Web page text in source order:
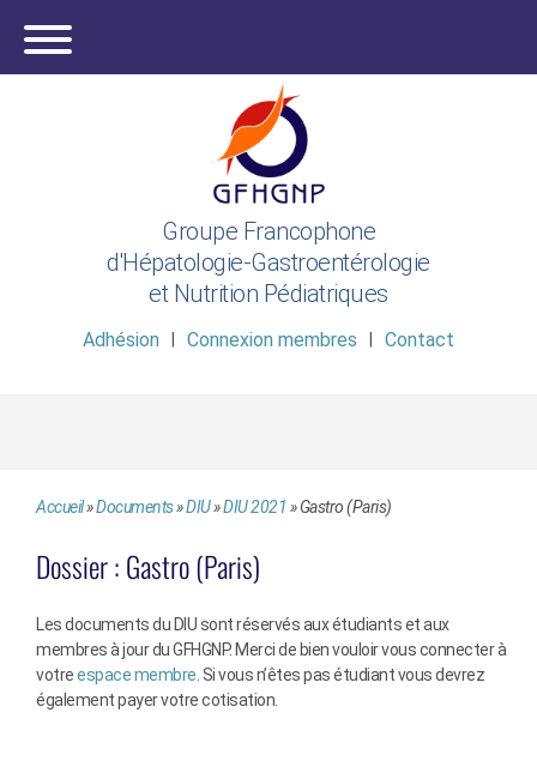
Groupe Francophone
d'Hépatologie-Gastroentérologie
et Nutrition Pédiatriques
Adhésion Connexion membres Contact
Accueil»Documents»DIU»DIU 2021 »Gastro (Paris)
Dossier : Gastro (Paris)
Les documents du DIU sont réservés aux étudiants et aux
membres à jour du GFHGNP. Merci de bien vouloir vous connecter à
votreespace membre. Si vous n’êtes pas étudiant vous devrez
également payer votre cotisation.